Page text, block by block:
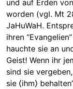
und auf Erden
worden (vgl. Mt
JaHuWaH.
ihren
hauchte sie an
Geist! Wenn ihr
sind sie
sie ⟨ihm⟩